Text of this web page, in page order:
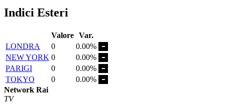
Indici Esteri
Valore Var.
LONDRA
0
0.00%
NEW YORK 0
0.00%
PARIGI
0
0.00%
TOKYO
0
0.00%
Network Rai
TV